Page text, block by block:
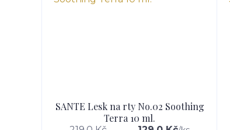
SANTE Lesk na rty No.02 Soothing
Terra 10 ml.